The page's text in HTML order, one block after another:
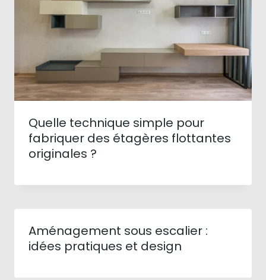
Quelle technique simple pour
fabriquer des étagères flottantes
originales ?
Aménagement sous escalier :
idées pratiques et design